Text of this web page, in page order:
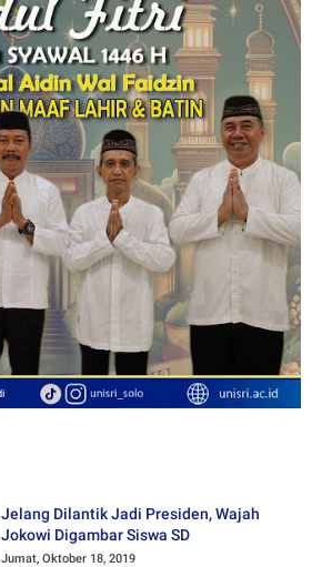
Jelang Dilantik Jadi Presiden, Wajah
Jokowi Digambar Siswa SD
Jumat, Oktober 18, 2019